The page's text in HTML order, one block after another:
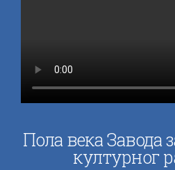
Пола века Завода
културног